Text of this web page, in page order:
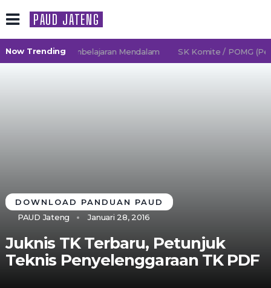
PAUD JATENG
Now Trending
2027 TK Pembelajaran Mendalam SK Komite / POMG
DOWNLOAD PANDUAN PAUD
PAUD Jateng
Januari 28, 2016
Juknis TK Terbaru, Petunjuk
Teknis Penyelenggaraan TK PDF